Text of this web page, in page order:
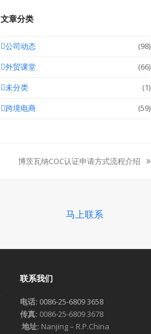
文章分类
公司动态
(98)
外贸课堂
(66)
未分类
(1)
跨境电商
(59)
next
博茨瓦纳COC认证申请方式流程介绍
马上联系
联系我们
电话: 0086-25-6809 3658
传真: 0086-25-6809 3678
地址: Nanjing – R.P.China